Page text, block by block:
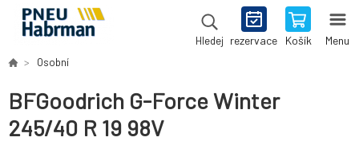
Hledej rezervace Košík Menu
Osobní
BFGoodrich G-Force Winter
245/40 R 19 98V